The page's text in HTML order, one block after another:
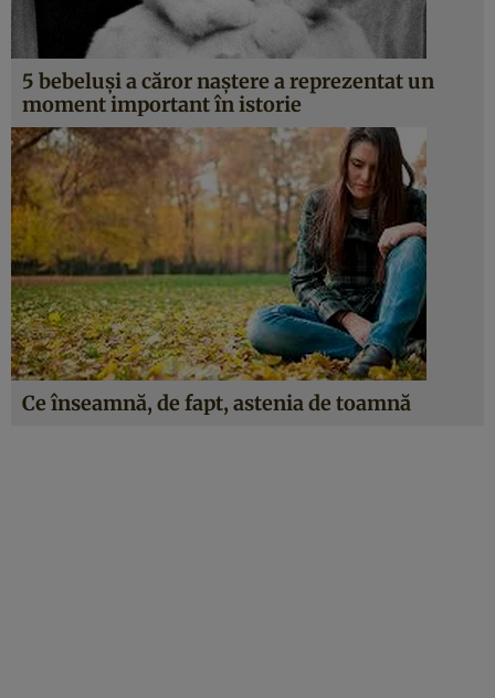
5 bebeluşi a căror naştere a reprezentat un
moment important în istorie
Ce înseamnă, de fapt, astenia de toamnă